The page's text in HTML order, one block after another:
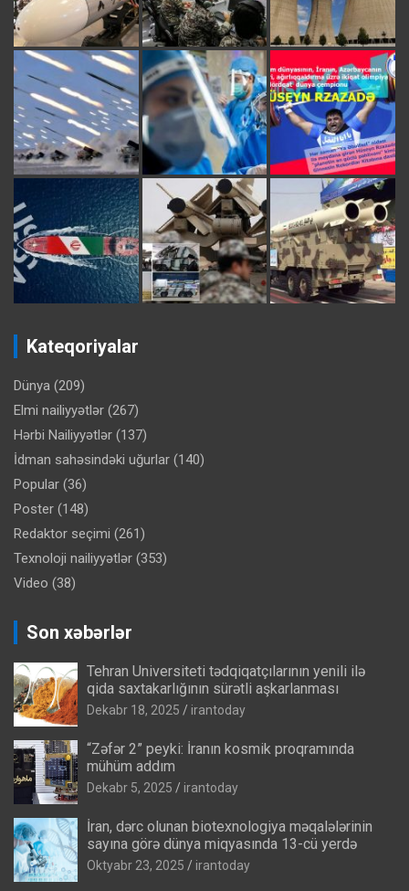
Kateqoriyalar
Dünya (209)
Elmi nailiyyətlər (267)
Hərbi Nailiyyətlər (137)
İdman sahəsindəki uğurlar (140)
Popular (36)
Poster (148)
Redaktor seçimi (261)
Texnoloji nailiyyətlər (353)
Video (38)
Son xəbərlər
Tehran Universiteti tədqiqatçılarının yenili ilə
qida saxtakarlığının sürətli aşkarlanması
Dekabr 18, 2025 irantoday
“Zəfər 2” peyki: İranın kosmik proqramında
mühüm addım
Dekabr 5, 2025 irantoday
İran, dərc olunan biotexnologiya məqalələrinin
sayına görə dünya miqyasında 13-cü yerdə
Oktyabr 23, 2025 irantoday